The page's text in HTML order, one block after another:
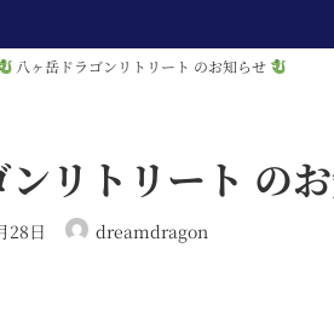
八ヶ岳ドラゴンリトリート のお知らせ
リトリート の
28日 dreamdragon